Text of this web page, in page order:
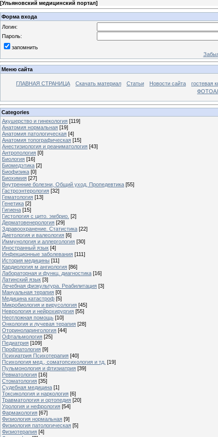
[Ульяновский медицинский портал]
Форма входа
Логин:
Пароль:
запомнить
Меню сайта
ГЛАВНАЯ СТРАНИЦА Скачать материал Статьи Новости сайта
гостевая
Categories
Акушерство и гинекология [119]
Анатомия нормальная [19]
Анатомия патологическая [4]
Анатомия топографическая [15]
Анестизиология и реаниматология [43]
Антропология [0]
Биология [16]
Биомедэтика [2]
Биофизика [0]
Биохимия [27]
Внутренние болезни, Общий уход, Пропедевтика [55]
Гастроэнтерология [32]
Гематология [13]
Генетика [2]
Гигиена [15]
Гистология с цито. эмбрио. [2]
Дерматовенерология [29]
Здравоохранение. Статистика [22]
Диетология и валеология [6]
Иммунология и аллергология [30]
Иностранный язык [4]
Инфекционные заболевания [111]
История медицины [11]
Кардиология м ангиология [86]
Лабораторная и функц. диагностика [16]
Латинский язык [3]
Лечебная физкультура. Реабилитация [3]
Мануальная терапия [0]
Медицина катастроф [5]
Микробиология и вирусология [45]
Неврология и нейрохирургия [55]
Неотложная помощь [10]
Онкология и лучевая терапия [28]
Оториноларингология [44]
Офтальмология [25]
Педиатрия [109]
Профпатология [9]
Психиатрия Психотерапия [40]
Психология мед., соматопсихология и тд. [19]
Пульмонология и фтизиатрия [39]
Ревматология [16]
Стоматология [35]
Судебная медицина [1]
Токсикология и наркология [6]
Травматология и ортопедия [20]
Урология и нефрология [54]
Фармакология [67]
Физиология нормальная [9]
Физиология патологическая [5]
Физиотерапия [4]